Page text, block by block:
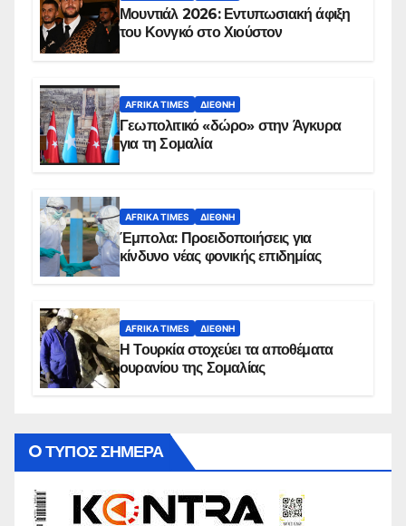
Μουντιάλ 2026: Εντυπωσιακή άφιξη
του Κονγκό στο Χιούστον
AFRIKA TIMES ΔΙΕΘΝΉ
Γεωπολιτικό «δώρο» στην Άγκυρα
για τη Σομαλία
AFRIKA TIMES ΔΙΕΘΝΉ
Έμπολα: Προειδοποιήσεις για
κίνδυνο νέας φονικής επιδημίας
AFRIKA TIMES ΔΙΕΘΝΉ
Η Τουρκία στοχεύει τα αποθέματα
ουρανίου της Σομαλίας
O ΤΥΠΟΣ ΣΗΜΕΡΑ